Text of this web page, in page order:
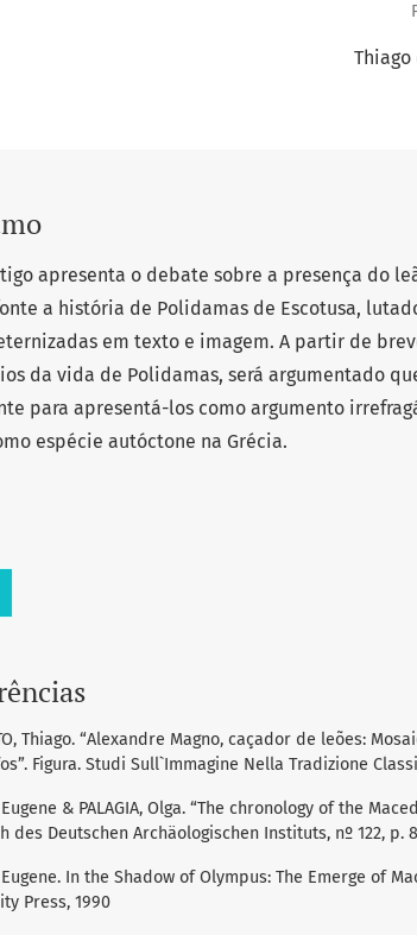
apresenta o debate sobre a presença do
a história de Polidamas de Escotusa,
em texto e imagem. A partir de
da vida de Polidamas, será argumentado
para apresentá-los como argumento
espécie autóctone na Grécia.
Thiago. “Alexandre Magno, caçador de leões:
Figura. Studi Sull`Immagine Nella Tradizione
Eugene & PALAGIA, Olga. “The chronology of the
des Deutschen Archäologischen Instituts, nº 122, p.
Eugene. In the Shadow of Olympus: The Emerge of
Press, 1990